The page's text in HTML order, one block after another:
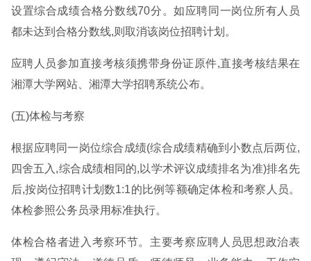
设置综合成绩合格分数线70分。如应聘同一岗位所有人员
都未达到合格分数线,则取消该岗位招聘计划。
应聘人员参加直接考核须携带身份证原件,直接考核结果在
湘潭大学网站、湘潭大学招聘系统公布。
(五)体检与考察
根据应聘同一岗位综合成绩(综合成绩精确到小数点后两位,
四舍五入,综合成绩相同的,以学术评议成绩排名为准)排名先
后,按岗位招聘计划数1:1的比例等额确定体检和考察人员。
体检参照公务员录用标准执行。
体检合格者进入考察环节。主要考察应聘人员思想政治表